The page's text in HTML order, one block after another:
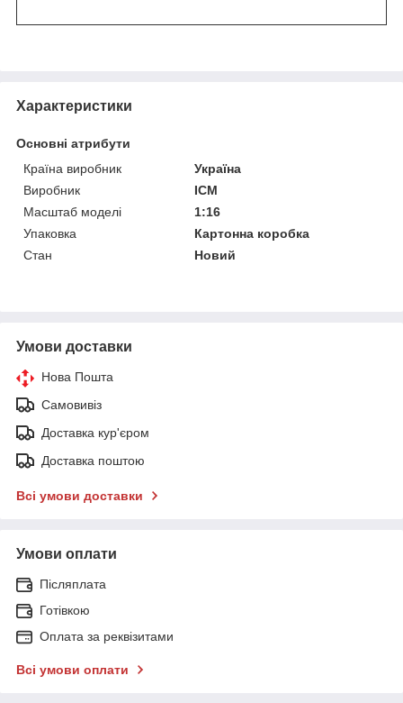
Характеристики
Основні атрибути
Країна виробник
Україна
Виробник
ICM
Масштаб моделі
1:16
Упаковка
Картонна коробка
Стан
Новий
Умови доставки
Нова Пошта
Самовивіз
Доставка кур'єром
Доставка поштою
Всі умови доставки
Умови оплати
Післяплата
Готівкою
Оплата за реквізитами
Всі умови оплати